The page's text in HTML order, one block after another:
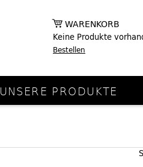
WARENKORB
Keine Produkte
Bestellen
UNSERE PRODUKTE